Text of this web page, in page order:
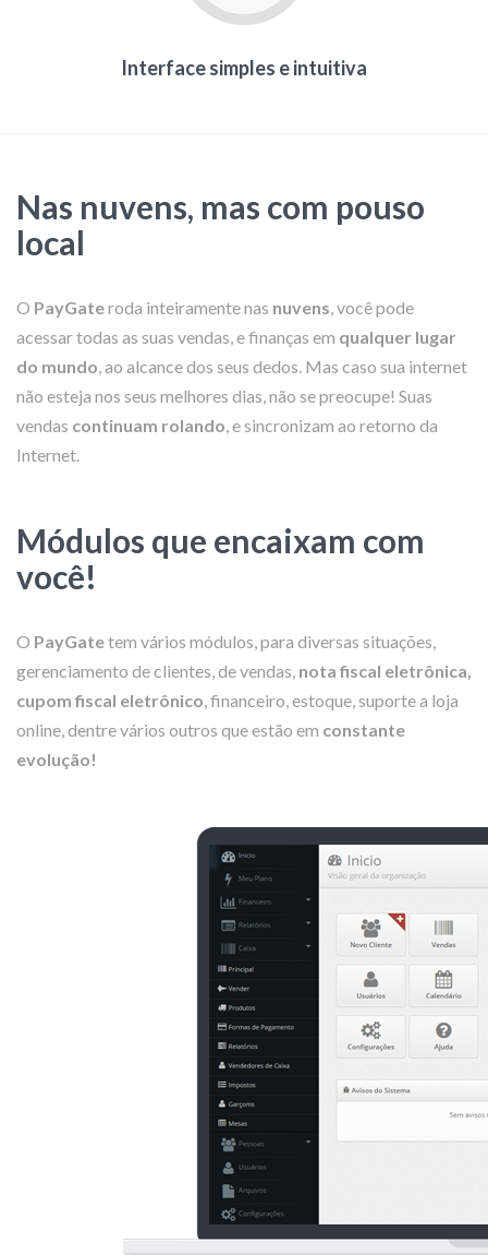
Interface simples e intuitiva
Nas nuvens, mas com pouso
local
O PayGateroda inteiramente nas nuvens, você pode
acessar todas as suas vendas, e finanças em qualquer lugar
do mundo, ao alcance dos seus dedos. Mas caso sua internet
não esteja nos seus melhores dias, não se preocupe! Suas
vendas continuam rolando, e sincronizam ao retorno da
Internet.
Módulos que encaixam com
você!
O PayGatetem vários módulos, para diversas situações,
gerenciamento de clientes, de vendas, nota fiscal eletrônica,
cupom fiscal eletrônico, financeiro, estoque, suporte a loja
online, dentre vários outros que estão em constante
evolução!